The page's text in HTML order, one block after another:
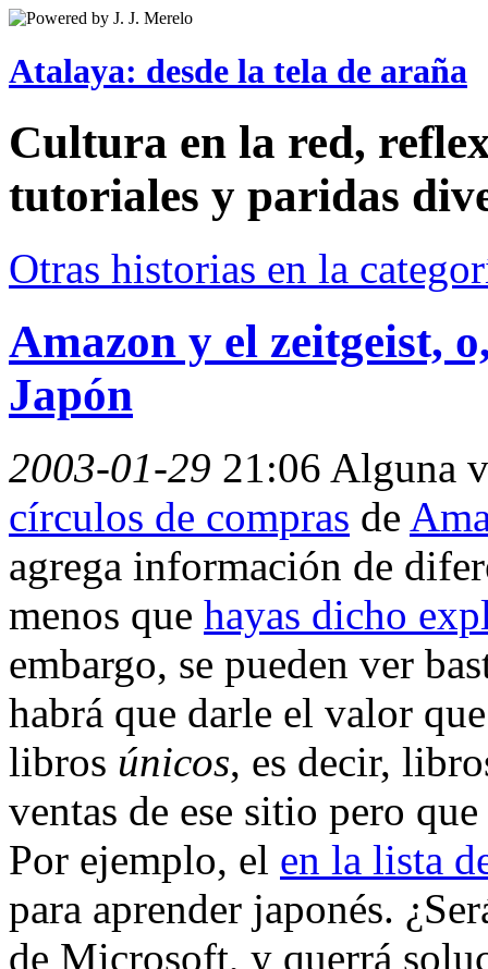
Atalaya: desde la tela de araña
Cultura en la red,
tutoriales y paridas
Otras historias en la
Amazon y el zeitgeist,
Japón
2003-01-29 21:06 Alguna
círculos de compras de
agrega información de
menos que hayas dicho
embargo, se pueden ver
habrá que darle el valor
libros únicos, es decir,
ventas de ese sitio pero
Por ejemplo, el en la lista
para aprender japonés.
de Microsoft, y querrá